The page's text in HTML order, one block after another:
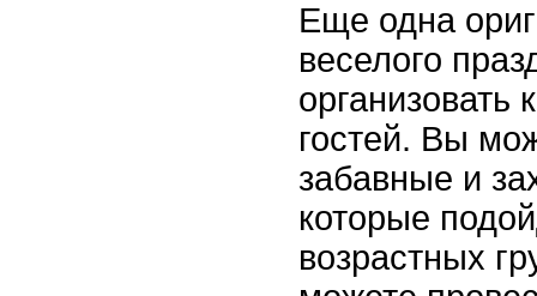
Еще одна
веселого
организовать
гостей. Вы
забавные и
которые
возрастных